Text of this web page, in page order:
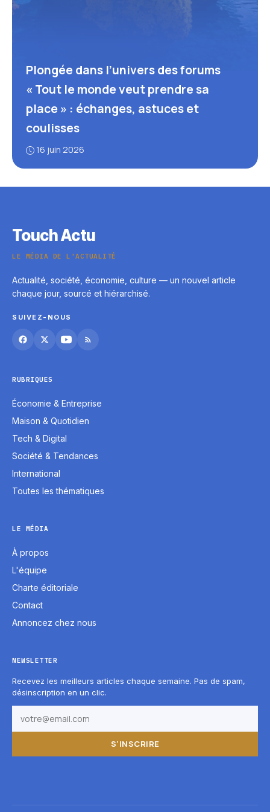
Plongée dans l’univers des forums
« Tout le monde veut prendre sa
place » : échanges, astuces et
coulisses
16 juin 2026
Touch Actu
LE MÉDIA DE L'ACTUALITÉ
Actualité, société, économie, culture — un nouvel article
chaque jour, sourcé et hiérarchisé.
SUIVEZ-NOUS
RUBRIQUES
Économie & Entreprise
Maison & Quotidien
Tech & Digital
Société & Tendances
International
Toutes les thématiques
LE MÉDIA
À propos
L'équipe
Charte éditoriale
Contact
Annoncez chez nous
NEWSLETTER
Recevez les meilleurs articles chaque semaine. Pas de spam,
désinscription en un clic.
S'INSCRIRE